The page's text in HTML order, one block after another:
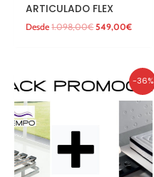
ARTICULADO FLEX
Desde 1.098,00€ 549,00€
-36%
precio
original
El
precio
actual
es:
602,88€.